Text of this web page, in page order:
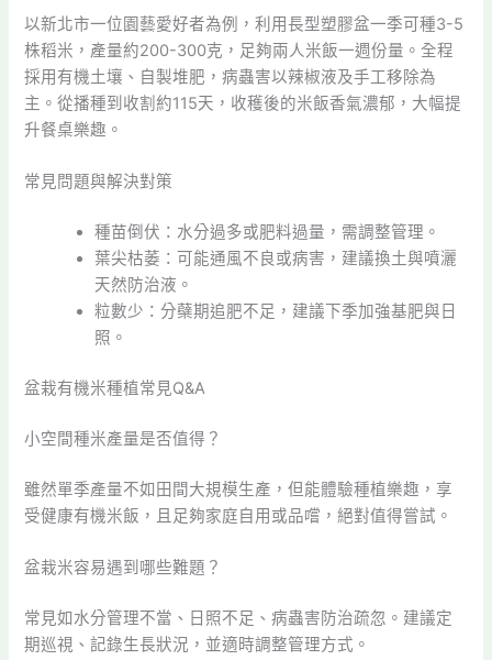
以新北市一位園藝愛好者為例，利用長型塑膠盆一季可種3-5
株稻米，產量約200-300克，足夠兩人米飯一週份量。全程
採用有機土壤、自製堆肥，病蟲害以辣椒液及手工移除為
主。從播種到收割約115天，收穫後的米飯香氣濃郁，大幅提
升餐桌樂趣。
常見問題與解決對策
種苗倒伏：水分過多或肥料過量，需調整管理。
葉尖枯萎：可能通風不良或病害，建議換土與噴灑
天然防治液。
粒數少：分蘗期追肥不足，建議下季加強基肥與日
照。
盆栽有機米種植常見Q&A
小空間種米產量是否值得？
雖然單季產量不如田間大規模生產，但能體驗種植樂趣，享
受健康有機米飯，且足夠家庭自用或品嚐，絕對值得嘗試。
盆栽米容易遇到哪些難題？
常見如水分管理不當、日照不足、病蟲害防治疏忽。建議定
期巡視、記錄生長狀況，並適時調整管理方式。